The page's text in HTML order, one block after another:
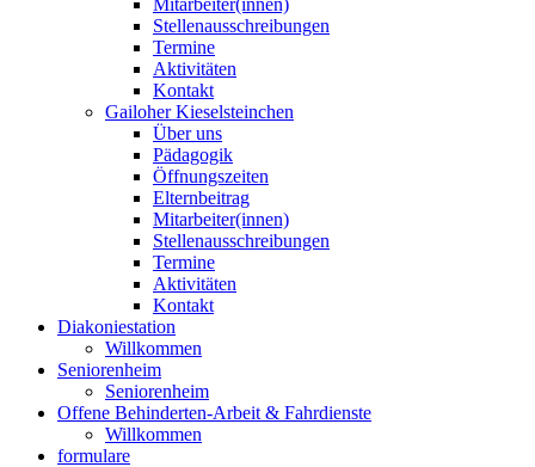
Stellenausschreibungen
Termine
Aktivitäten
Kontakt
Gailoher Kieselsteinchen
Über uns
Pädagogik
Öffnungszeiten
Elternbeitrag
Mitarbeiter(innen)
Stellenausschreibungen
Termine
Aktivitäten
Kontakt
Diakoniestation
Willkommen
Seniorenheim
Seniorenheim
Offene Behinderten-Arbeit & Fahrdienste
Willkommen
formulare